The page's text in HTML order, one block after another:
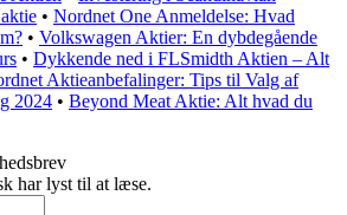
• Nordnet One Anmeldelse: Hvad
• Volkswagen Aktier: En dybdegående
• Dykkende ned i FLSmidth Aktien – Alt
Aktieanbefalinger: Tips til Valg af
2024 • Beyond Meat Aktie: Alt hvad du
har lyst til at læse.